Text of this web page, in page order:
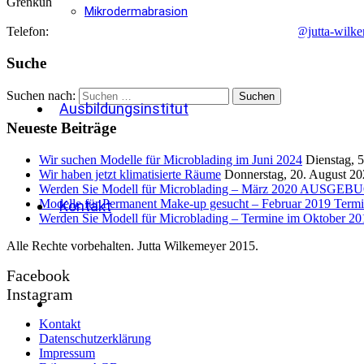
Mikrodermabrasion
Ausbildungsinstitut
Kontakt
Telefon: info@jutta-
Suche
Suchen nach:
Neueste Beiträge
Wir suchen Modelle für Microblading im Juni 2024 Dienstag,
Wir haben jetzt klimatisierte Räume Donnerstag, 20. August
Werden Sie Modell für Microblading – März 2020
Modelle für Permanent Make-up gesucht – Februar 2019
Werden Sie Modell für Microblading – Termine im Oktober
Alle Rechte vorbehalten. Jutta Wilkemeyer 2015.
Facebook
Instagram
Kontakt
Datenschutzerklärung
Impressum